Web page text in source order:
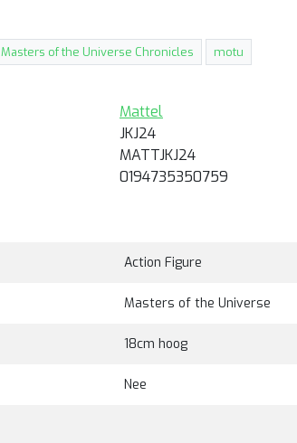
Masters of the Universe Chronicles motu
Mattel
JKJ24
MATTJKJ24
0194735350759
Action Figure
Masters of the Universe
18cm hoog
Nee
Trap-Jaw uit de Masters of the
Universe Chronicles serie van